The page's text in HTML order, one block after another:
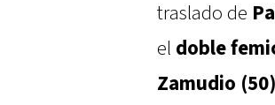
traslado de
el doble
Zamudio (50)